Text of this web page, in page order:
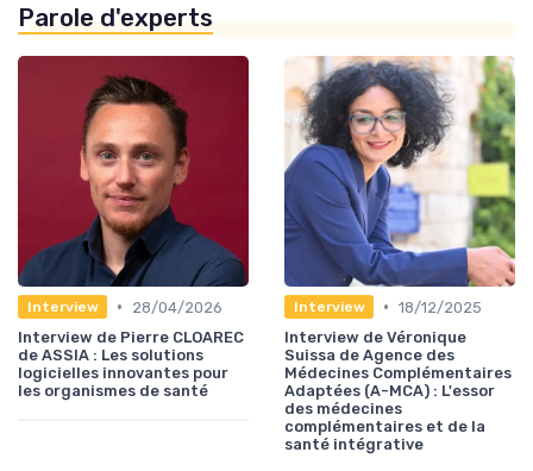
Parole d'experts
Interview •
28/04/2026
Interview de Pierre CLOAREC
de ASSIA : Les solutions
logicielles innovantes pour
les organismes de santé
Interview • 18/12/2025
Interview de Véronique
Suissa de Agence des
Médecines Complémentaires
Adaptées (A-MCA) : L'essor
des médecines
complémentaires et de la
santé intégrative